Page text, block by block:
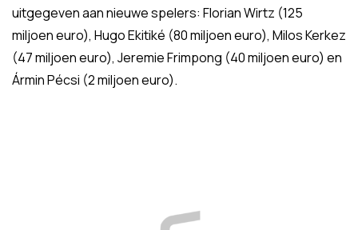
uitgegeven aan nieuwe spelers: Florian Wirtz (125
miljoen euro), Hugo Ekitiké (80 miljoen euro), Milos Kerkez
(47 miljoen euro), Jeremie Frimpong (40 miljoen euro) en
Ármin Pécsi (2 miljoen euro).